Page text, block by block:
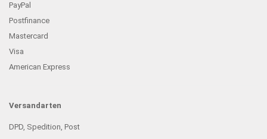
PayPal
Postfinance
Mastercard
Visa
American Express
Versandarten
DPD, Spedition, Post